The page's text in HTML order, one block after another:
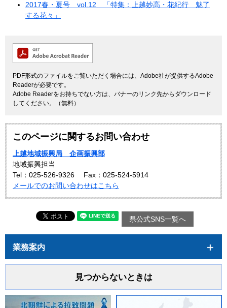
2017春・夏号 vol.12 「特集：上越妙高・花紀行 魅了
する花々」
PDF形式のファイルをご覧いただく場合には、Adobe社が提供するAdobe
Readerが必要です。
Adobe Readerをお持ちでない方は、バナーのリンク先からダウンロード
してください。（無料）
このページに関するお問い合わせ
上越地域振興局 企画振興部
地域振興担当
Tel：025-526-9326
Fax：025-524-5914
メールでのお問い合わせはこちら
県公式SNS一覧へ
業務案内
見つからないときは